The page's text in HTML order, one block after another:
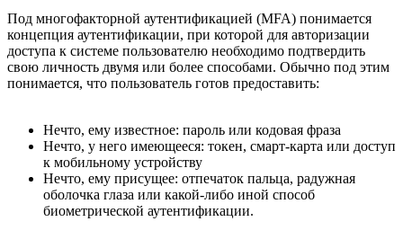
Под многофакторной аутентификацией (MFA) понимается
концепция аутентификации, при которой для авторизации
доступа к системе пользователю необходимо подтвердить
свою личность двумя или более способами. Обычно под этим
понимается, что пользователь готов предоставить:
Нечто, ему известное: пароль или кодовая фраза
Нечто, у него имеющееся: токен, смарт-карта или доступ
к мобильному устройству
Нечто, ему присущее: отпечаток пальца, радужная
оболочка глаза или какой-либо иной способ
биометрической аутентификации.